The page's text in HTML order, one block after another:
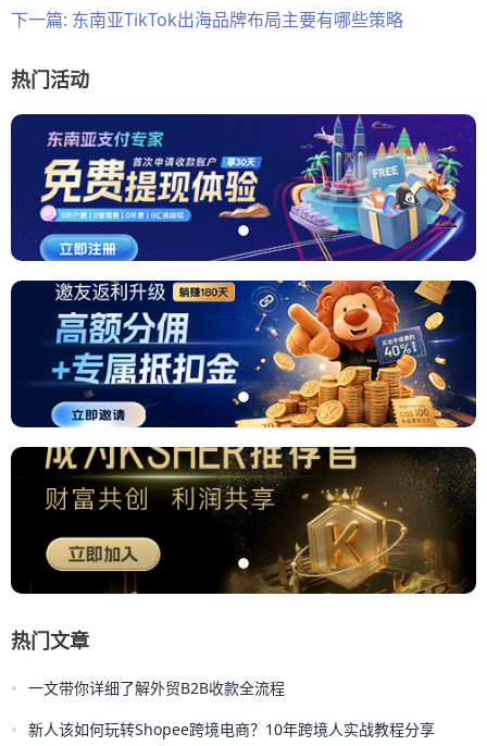
下一篇: 东南亚TikTok出海品牌布局主要有哪些策略
热门活动
热门文章
• 一文带你详细了解外贸B2B收款全流程
• 新人该如何玩转Shopee跨境电商？10年跨境人实战教程分享